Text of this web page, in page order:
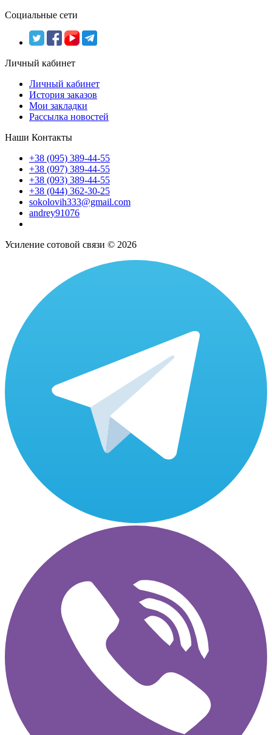
Социальные сети
Личный кабинет
Личный кабинет
История заказов
Мои закладки
Рассылка новостей
Наши Контакты
+38 (095) 389-44-55
+38 (097) 389-44-55
+38 (093) 389-44-55
+38 (044) 362-30-25
sokolovih333@gmail.com
andrey91076
Усиление сотовой связи © 2026